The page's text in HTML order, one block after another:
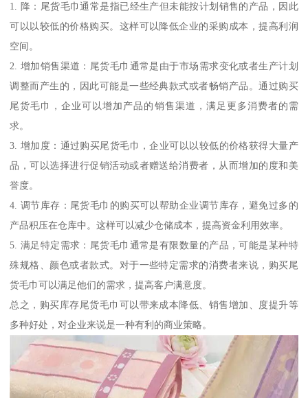
1. 降：尾货毛巾通常是指已经生产但未能按计划销售的产品，因此
可以以较低的价格购买。这样可以降低企业的采购成本，提高利润
空间。
2. 增加销售渠道：尾货毛巾通常是由于市场需求变化或者生产计划
调整而产生的，因此可能是一些经典款式或者畅销产品。通过购买
尾货毛巾，企业可以增加产品的销售渠道，满足更多消费者的需
求。
3. 增加度：通过购买尾货毛巾，企业可以以较低的价格获得大量产
品，可以选择进行促销活动或者赠送给消费者，从而增加的度和美
誉度。
4. 调节库存：尾货毛巾的购买可以帮助企业调节库存，避免过多的
产品积压在仓库中。这样可以减少仓储成本，提高资金利用效率。
5. 满足特定需求：尾货毛巾通常是有限数量的产品，可能是某种特
殊规格、颜色或者款式。对于一些特定需求的消费者来说，购买尾
货毛巾可以满足他们的需求，提高客户满意度。
总之，购买库存尾货毛巾可以带来成本降低、销售增加、度提升等
多种好处，对企业来说是一种有利的商业策略。